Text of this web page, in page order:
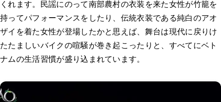
くれます。民謡にのって南部農村の衣装を来た女性が竹籠を
持ってパフォーマンスをしたり、伝統衣装である純白のアオ
ザイを着た女性が登場したかと思えば、舞台は現代に戻りけ
たたましいバイクの喧騒が巻き起こったりと、すべてにベト
ナムの生活習慣が盛り込まれています。